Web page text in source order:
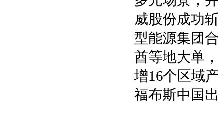
威股份成功
型能源集团
酋等地大单
增16个区域
福布斯中国